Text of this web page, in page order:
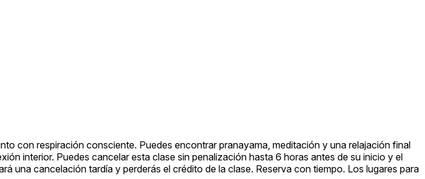
con respiración consciente. Puedes encontrar pranayama, meditación y una relajación final
interior. Puedes cancelar esta clase sin penalización hasta 6 horas antes de su inicio y el
una cancelación tardía y perderás el crédito de la clase. Reserva con tiempo. Los lugares para